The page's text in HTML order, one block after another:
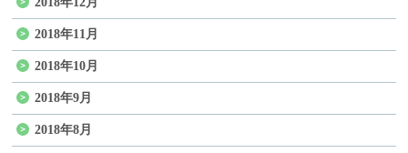
2018年11月
2018年10月
2018年9月
2018年8月